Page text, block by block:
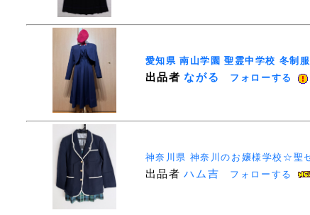
愛知県 南山学園 聖霊中学校 冬制
出品者 ながる フォローする
神奈川県 神奈川のお嬢様学校☆
出品者 ハム吉 フォローする